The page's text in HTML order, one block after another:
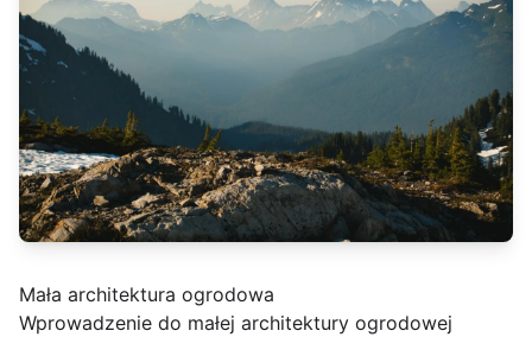
Mała architektura ogrodowa
Wprowadzenie do małej architektury ogrodowej